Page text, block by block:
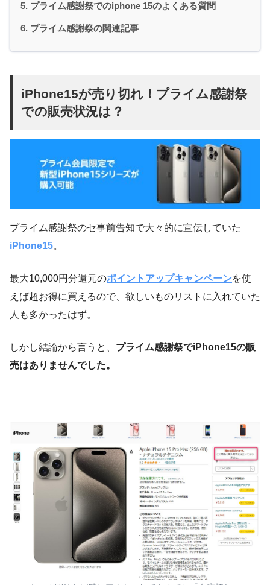
プライム感謝祭でのiphone 15のよくある質問
プライム感謝祭の関連記事
iPhone15が売り切れ！プライム感謝祭
での販売状況は？
プライム感謝祭のセ事前告知で大々的に宣伝していた
iPhone15。
最大10,000円分還元のポイントアップキャンペーンを使
えば超お得に買えるので、欲しいものリストに入れていた
人も多かったはず。
しかし結論から言うと、 プライム感謝祭でiPhone15の販
売はありませんでした。